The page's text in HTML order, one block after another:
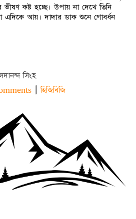
ভীষণ কষ্ট হচ্ছে। উপায় না দেখে তিনি
এদিকে আয়। দাদার ডাক শুনে গোবর্ধন
সিংহ
|হিজিবিজি